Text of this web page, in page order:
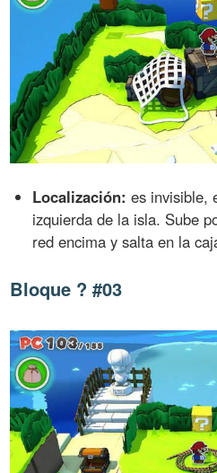
Localización: es invisible,
izquierda de la isla. Sube
red encima y salta en la
Bloque ? #03